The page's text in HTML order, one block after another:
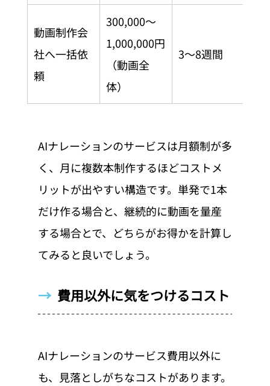
動画制作会
社へ一括依
頼
300,000〜
1,000,000円
（動画全
体）
3〜8週間
AIナレーションのサービスは月額制が多
く、月に複数本制作するほどコストメ
リットが出やすい構造です。単発で1本
だけ作る場合と、継続的に動画を量産
する場合とで、どちらがお得かを計算し
てみると良いでしょう。
→ 費用以外に気をつけるコスト
AIナレーションのサービス費用以外に
も、見落としがちなコストがあります。